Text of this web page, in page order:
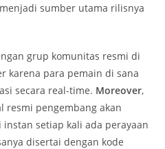
sumber utama rilisnya
grup komunitas resmi di
karena para pemain di sana
secara real-time. Moreover,
resmi pengembang akan
setiap kali ada perayaan
disertai dengan kode